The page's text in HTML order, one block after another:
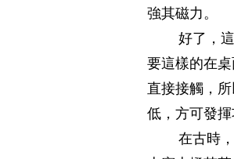
強其磁力。
好了，這枝
要這樣的在
直接接觸，
低，方可發揮
在古時，有